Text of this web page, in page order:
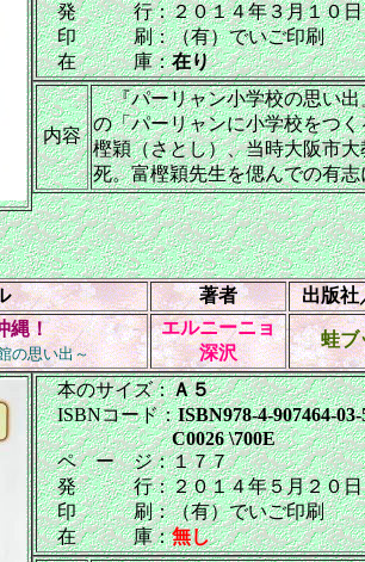
発 行：２０１４年３月１０
印 刷：（有）でいご印刷
在 庫：在り
内容
『パーリャン小学校の思い出
の「パーリャンに小学校をつ
樫穎（さとし）、当時大阪市
死。富樫穎先生を偲んでの有
著者 出版社
縄！
の思い出～
エルニーニョ
深沢
蛙ブ
本のサイズ：Ａ５
ISBNコード：ISBN978-4-907464-03-
C0026 \700E
ペ ー ジ：１７７
発 行：２０１４年５月２０
印 刷：（有）でいご印刷
在 庫：無し